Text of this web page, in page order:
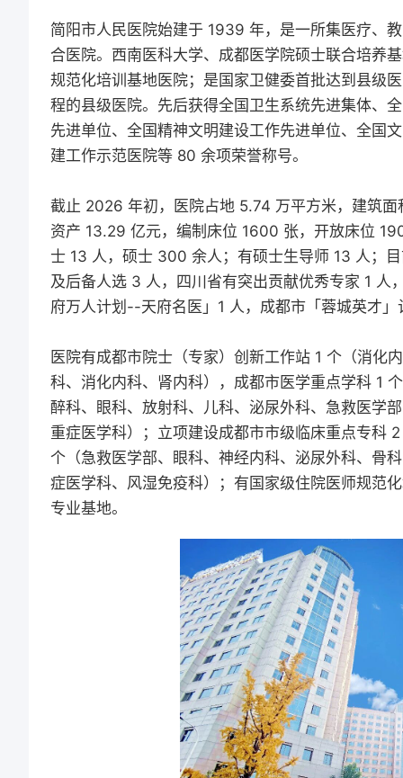
简阳市人民医院始建于 1939 年，是一所集医疗、
合医院。西南医科大学、成都医学院硕士联合培养
规范化培训基地医院；是国家卫健委首批达到县级
程的县级医院。先后获得全国卫生系统先进集体、
先进单位、全国精神文明建设工作先进单位、全国
建工作示范医院等 80 余项荣誉称号。
截止 2026 年初，医院占地 5.74 万平方米，建筑
资产 13.29 亿元，编制床位 1600 张，开放床位
士 13 人，硕士 300 余人；有硕士生导师 13 人；
及后备人选 3 人，四川省有突出贡献优秀专家 1 人
府万人计划--天府名医」1 人，成都市「蓉城英才
医院有成都市院士（专家）创新工作站 1 个（消化
科、消化内科、肾内科），成都市医学重点学科 1
醉科、眼科、放射科、儿科、泌尿外科、急救医学
重症医学科）；立项建设成都市市级临床重点专科
个（急救医学部、眼科、神经内科、泌尿外科、骨
症医学科、风湿免疫科）；有国家级住院医师规范
专业基地。